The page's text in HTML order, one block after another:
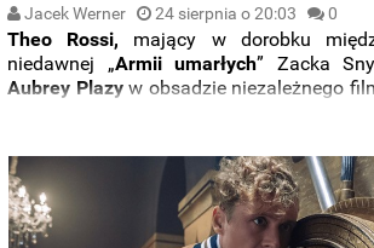
Jacek Werner 24 sierpnia o 20:03 0
Theo Rossi, mający w dorobku
niedawnej „Armii umarłych” Zacka
Aubrey Plazyw obsadzie niezależnego
Za reżyserię i